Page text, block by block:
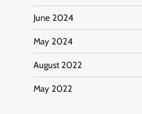
June 2024
May 2024
August 2022
May 2022